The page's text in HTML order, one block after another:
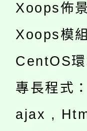
Xoops佈
Xoops模
CentOS
專長程式
ajax ,